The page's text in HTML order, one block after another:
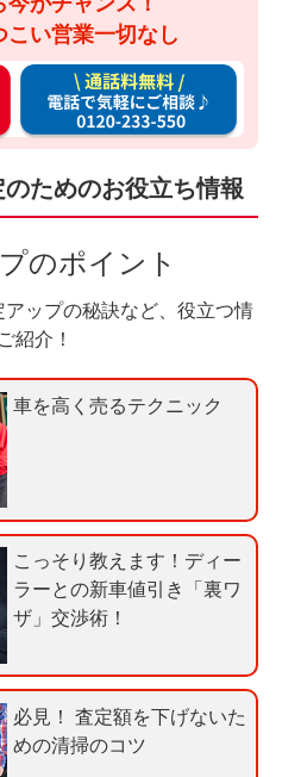
こい営業一切なし
通
料
無
料
電
で
に
ためのお役立ち情報
のポイント
ップの秘訣など、役立つ情
紹介！
車を高く売るテクニック
こっそり教えます！ディー
ラーとの新車値引き「裏ワ
ザ」交渉術！
必見！ 査定額を下げないた
めの清掃のコツ